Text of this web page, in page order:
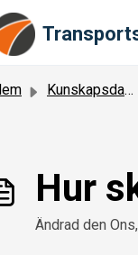
Kunskapsdatabas
Hur
Ändrad den